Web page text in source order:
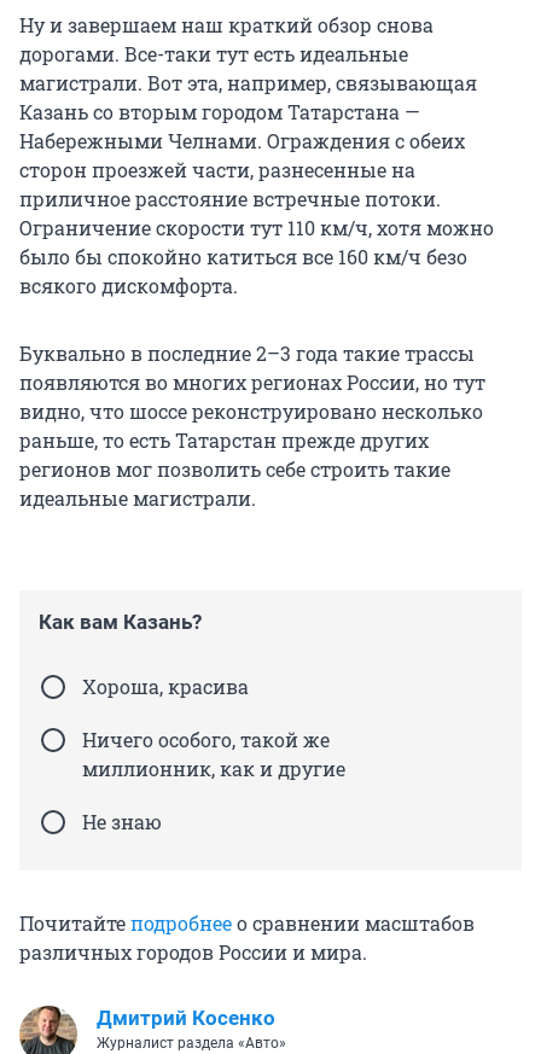
Ну и завершаем наш краткий обзор снова
дорогами. Все-таки тут есть идеальные
магистрали. Вот эта, например, связывающая
Казань со вторым городом Татарстана —
Набережными Челнами. Ограждения с обеих
сторон проезжей части, разнесенные на
приличное расстояние встречные потоки.
Ограничение скорости тут 110 км/ч, хотя можно
было бы спокойно катиться все 160 км/ч безо
всякого дискомфорта.
Буквально в последние 2–3 года такие трассы
появляются во многих регионах России, но тут
видно, что шоссе реконструировано несколько
раньше, то есть Татарстан прежде других
регионов мог позволить себе строить такие
идеальные магистрали.
Как вам Казань?
Хороша, красива
Ничего особого, такой же
миллионник, как и другие
Не знаю
Почитайтеподробнеео сравнении масштабов
различных городов России и мира.
Дмитрий Косенко
Журналист раздела «Авто»